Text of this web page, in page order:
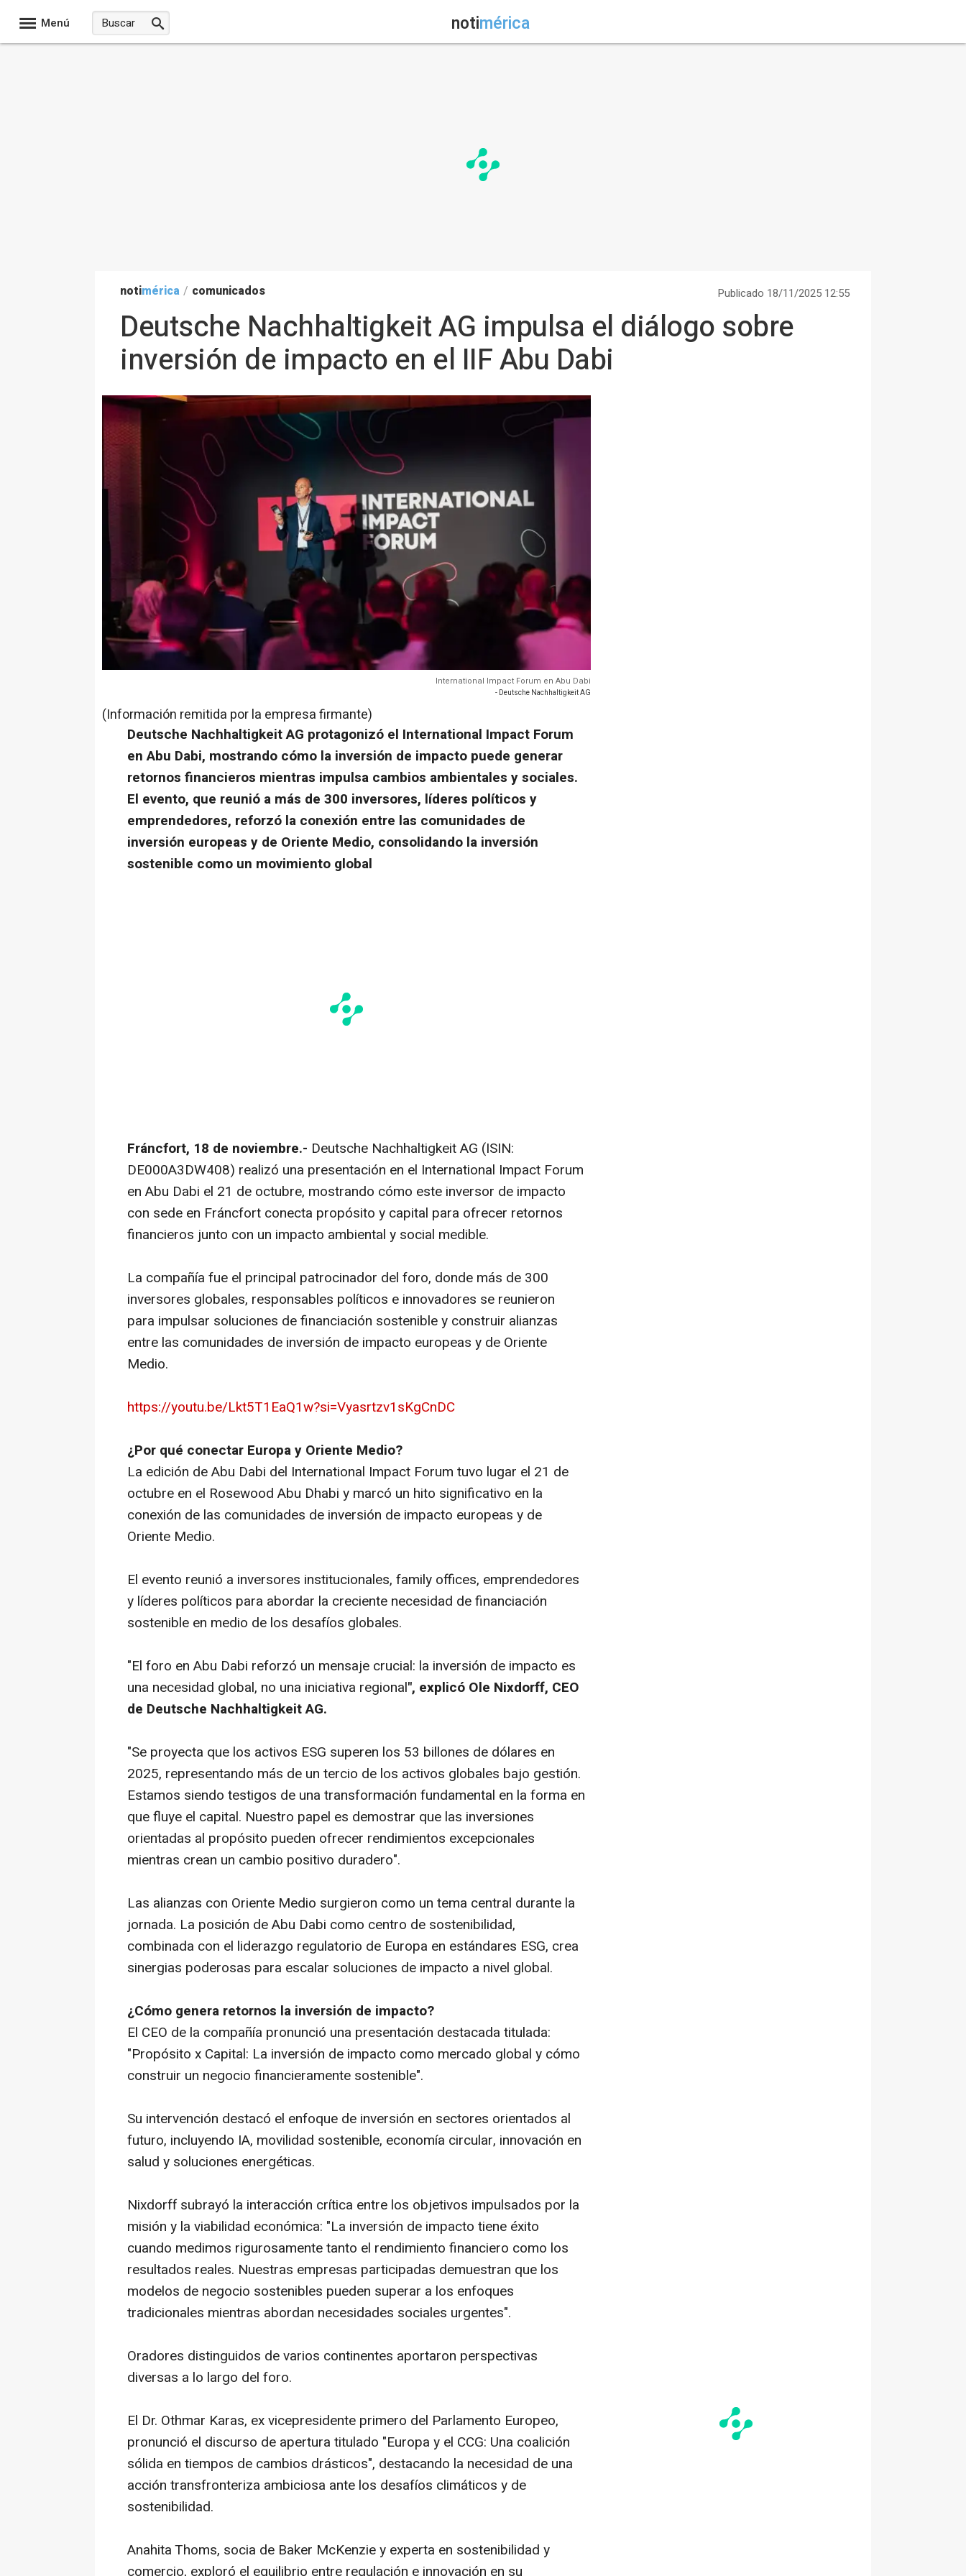
Menú notimérica
notimérica / comunicados Publicado 18/11/2025 12:55
Deutsche Nachhaltigkeit AG impulsa el diálogo sobre
inversión de impacto en el IIF Abu Dabi
International Impact Forum en Abu Dabi
- Deutsche Nachhaltigkeit AG
(Información remitida por la empresa firmante)
Deutsche Nachhaltigkeit AG protagonizó el International Impact Forum
en Abu Dabi, mostrando cómo la inversión de impacto puede generar
retornos financieros mientras impulsa cambios ambientales y sociales.
El evento, que reunió a más de 300 inversores, líderes políticos y
emprendedores, reforzó la conexión entre las comunidades de
inversión europeas y de Oriente Medio, consolidando la inversión
sostenible como un movimiento global
Fráncfort, 18 de noviembre.- Deutsche Nachhaltigkeit AG (ISIN:
DE000A3DW408) realizó una presentación en el International Impact Forum
en Abu Dabi el 21 de octubre, mostrando cómo este inversor de impacto
con sede en Fráncfort conecta propósito y capital para ofrecer retornos
financieros junto con un impacto ambiental y social medible.
La compañía fue el principal patrocinador del foro, donde más de 300
inversores globales, responsables políticos e innovadores se reunieron
para impulsar soluciones de financiación sostenible y construir alianzas
entre las comunidades de inversión de impacto europeas y de Oriente
Medio.
https://youtu.be/Lkt5T1EaQ1w?si=Vyasrtzv1sKgCnDC
¿Por qué conectar Europa y Oriente Medio?
La edición de Abu Dabi del International Impact Forum tuvo lugar el 21 de
octubre en el Rosewood Abu Dhabi y marcó un hito significativo en la
conexión de las comunidades de inversión de impacto europeas y de
Oriente Medio.
El evento reunió a inversores institucionales, family offices, emprendedores
y líderes políticos para abordar la creciente necesidad de financiación
sostenible en medio de los desafíos globales.
"El foro en Abu Dabi reforzó un mensaje crucial: la inversión de impacto es
una necesidad global, no una iniciativa regional", explicó Ole Nixdorff, CEO
de Deutsche Nachhaltigkeit AG.
"Se proyecta que los activos ESG superen los 53 billones de dólares en
2025, representando más de un tercio de los activos globales bajo gestión.
Estamos siendo testigos de una transformación fundamental en la forma en
que fluye el capital. Nuestro papel es demostrar que las inversiones
orientadas al propósito pueden ofrecer rendimientos excepcionales
mientras crean un cambio positivo duradero".
Las alianzas con Oriente Medio surgieron como un tema central durante la
jornada. La posición de Abu Dabi como centro de sostenibilidad,
combinada con el liderazgo regulatorio de Europa en estándares ESG, crea
sinergias poderosas para escalar soluciones de impacto a nivel global.
¿Cómo genera retornos la inversión de impacto?
El CEO de la compañía pronunció una presentación destacada titulada:
"Propósito x Capital: La inversión de impacto como mercado global y cómo
construir un negocio financieramente sostenible".
Su intervención destacó el enfoque de inversión en sectores orientados al
futuro, incluyendo IA, movilidad sostenible, economía circular, innovación en
salud y soluciones energéticas.
Nixdorff subrayó la interacción crítica entre los objetivos impulsados por la
misión y la viabilidad económica: "La inversión de impacto tiene éxito
cuando medimos rigurosamente tanto el rendimiento financiero como los
resultados reales. Nuestras empresas participadas demuestran que los
modelos de negocio sostenibles pueden superar a los enfoques
tradicionales mientras abordan necesidades sociales urgentes".
Oradores distinguidos de varios continentes aportaron perspectivas
diversas a lo largo del foro.
El Dr. Othmar Karas, ex vicepresidente primero del Parlamento Europeo,
pronunció el discurso de apertura titulado "Europa y el CCG: Una coalición
sólida en tiempos de cambios drásticos", destacando la necesidad de una
acción transfronteriza ambiciosa ante los desafíos climáticos y de
sostenibilidad.
Anahita Thoms, socia de Baker McKenzie y experta en sostenibilidad y
comercio, exploró el equilibrio entre regulación e innovación en su